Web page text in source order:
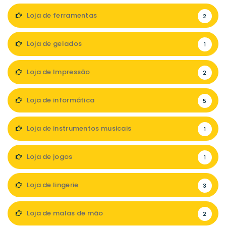
Loja de ferramentas 2
Loja de gelados 1
Loja de Impressão 2
Loja de informática 5
Loja de instrumentos musicais 1
Loja de jogos 1
Loja de lingerie 3
Loja de malas de mão 2